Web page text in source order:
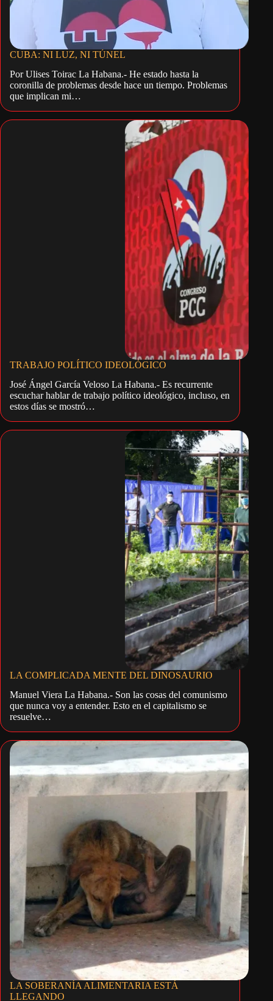
CUBA: NI LUZ, NI TÚNEL
Por Ulises Toirac La Habana.- He estado hasta la
coronilla de problemas desde hace un tiempo. Problemas
que implican mi…
TRABAJO POLÍTICO IDEOLÓGICO
José Ángel García Veloso La Habana.- Es recurrente
escuchar hablar de trabajo político ideológico, incluso, en
estos días se mostró…
LA COMPLICADA MENTE DEL DINOSAURIO
Manuel Viera La Habana.- Son las cosas del comunismo
que nunca voy a entender. Esto en el capitalismo se
resuelve…
LA SOBERANÍA ALIMENTARIA ESTÁ
LLEGANDO